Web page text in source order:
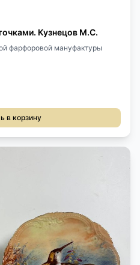
Кузнецов М.С.
фарфоровой мануфактуры
в корзину